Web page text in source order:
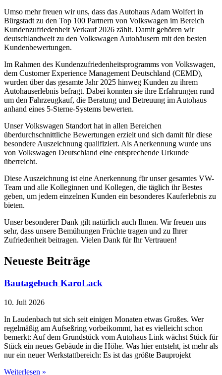
Umso mehr freuen wir uns, dass das Autohaus Adam Wolfert in
Bürgstadt zu den Top 100 Partnern von Volkswagen im Bereich
Kundenzufriedenheit Verkauf 2026 zählt. Damit gehören wir
deutschlandweit zu den Volkswagen Autohäusern mit den besten
Kundenbewertungen.
Im Rahmen des Kundenzufriedenheitsprogramms von Volkswagen,
dem Customer Experience Management Deutschland (CEMD),
wurden über das gesamte Jahr 2025 hinweg Kunden zu ihrem
Autohauserlebnis befragt. Dabei konnten sie ihre Erfahrungen rund
um den Fahrzeugkauf, die Beratung und Betreuung im Autohaus
anhand eines 5-Sterne-Systems bewerten.
Unser Volkswagen Standort hat in allen Bereichen
überdurchschnittliche Bewertungen erzielt und sich damit für diese
besondere Auszeichnung qualifiziert. Als Anerkennung wurde uns
von Volkswagen Deutschland eine entsprechende Urkunde
überreicht.
Diese Auszeichnung ist eine Anerkennung für unser gesamtes VW-
Team und alle Kolleginnen und Kollegen, die täglich ihr Bestes
geben, um jedem einzelnen Kunden ein besonderes Kauferlebnis zu
bieten.
Unser besonderer Dank gilt natürlich auch Ihnen. Wir freuen uns
sehr, dass unsere Bemühungen Früchte tragen und zu Ihrer
Zufriedenheit beitragen. Vielen Dank für Ihr Vertrauen!
Neueste Beiträge
Bautagebuch KaroLack
10. Juli 2026
In Laudenbach tut sich seit einigen Monaten etwas Großes. Wer
regelmäßig am Aufseßring vorbeikommt, hat es vielleicht schon
bemerkt: Auf dem Grundstück vom Autohaus Link wächst Stück für
Stück ein neues Gebäude in die Höhe. Was hier entsteht, ist mehr als
nur ein neuer Werkstattbereich: Es ist das größte Bauprojekt
Weiterlesen »